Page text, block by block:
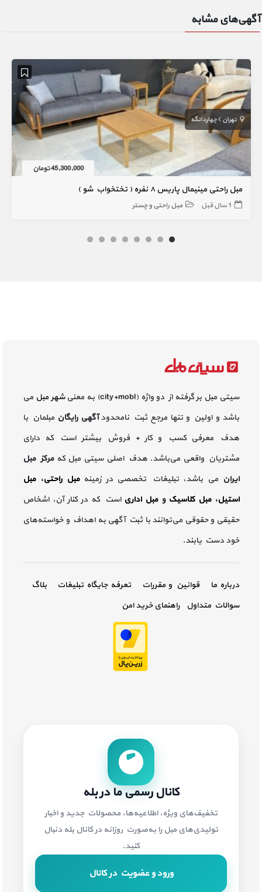
آگهی‌های مشابه
تهران چهاردانگه
45,300,000 تومان
مبل راحتی مینیمال پاریس ۸ نفره ( تختخواب شو )
1 سال قبل مبل راحتی و چستر
سیتی مبل بر گرفته از دو واژه (city+mobl) به معنی شهر مبل می
باشد و اولین و تنها مرجع ثبت نامحدودآگهی رایگان مبلمان با
هدف معرفی کسب و کار + فروش بیشتر است که دارای
مشتریان واقعی می‌باشد. هدف اصلی سیتی مبل کهمرکز مبل
ایران می باشد، تبلیغات تخصصی در زمینه مبل راحتی،مبل
استیل،مبل کلاسیک ومبل اداری است که در کنار آن، اشخاص
حقیقی و حقوقی می‌توانند با ثبت آگهی به اهداف و خواسته‌های
خود دست یابند.
درباره ما قوانین و مقررات تعرفه جایگاه تبلیغات
بلاگ
سوالات متداول
راهنمای خرید امن
کانال رسمی ما در بله
تخفیف‌های ویژه، اطلاعیه‌ها، محصولات جدید و اخبار
تولیدی‌های مبل را به‌صورت روزانه در کانال بله دنبال
کنید.
ورود و عضویت در کانال